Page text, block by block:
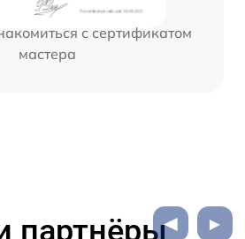
с сертификатом
мастера
партнёры